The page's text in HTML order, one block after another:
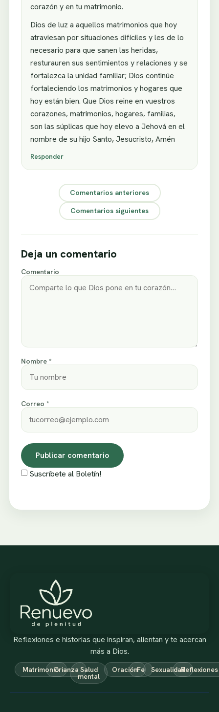
corazón y en tu matrimonio.
Dios de luz a aquellos matrimonios que hoy
atraviesan por situaciones difíciles y les de lo
necesario para que sanen las heridas,
resturauren sus sentimientos y relaciones y se
fortalezca la unidad familiar; Dios continúe
fortaleciendo los matrimonios y hogares que
hoy están bien. Que Dios reine en vuestros
corazones, matrimonios, hogares, familias,
son las súplicas que hoy elevo a Jehová en el
nombre de su hijo Santo, Jesucristo, Amén
Responder
Comentarios anteriores
Comentarios siguientes
Deja un comentario
Comentario
Nombre *
Correo *
Suscríbete al Boletín!
Reflexiones e historias que inspiran, alientan y te acercan
más a Dios.
MatrimonioCrianza Salud
mental
OraciónFe SexualidadReflexiones